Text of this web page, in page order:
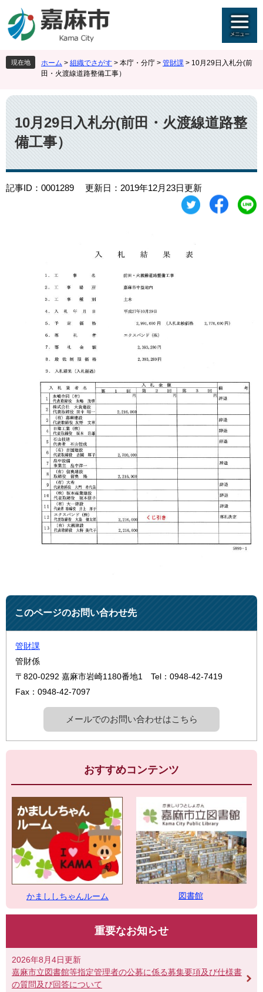
ジ
先
頭
。
ュ
を
飛
て
本
文
へ
現在地 ホーム > 組織でさがす > 本庁・分庁 > 管財課 > 10月29日入札分(前
田・火渡線道路整備工事）
本
文
10月29日入札分(前田・火渡線道路整
備工事）
記事ID：0001289 更新日：2019年12月23日更新
このページのお問い合わせ先
管財課
管財係
〒820-0292 嘉麻市岩崎1180番地1
Tel：0948-42-7419
Fax：0948-42-7097
メールでのお問い合わせはこちら
おすすめコンテンツ
かまししちゃんルーム 図書館
重要なお知らせ
2026年8月4日更新
嘉麻市立図書館等指定管理者の公募に係る募集要項及び仕様書
の質問及び回答について